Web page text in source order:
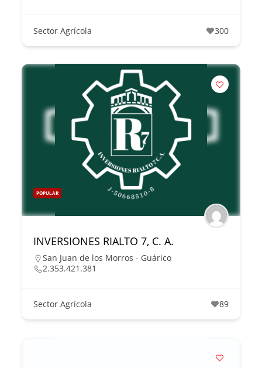
Sector Agrícola 300
POPULAR
INVERSIONES RIALTO 7, C. A.
San Juan de los Morros - Guárico
2.353.421.381
Sector Agrícola 89